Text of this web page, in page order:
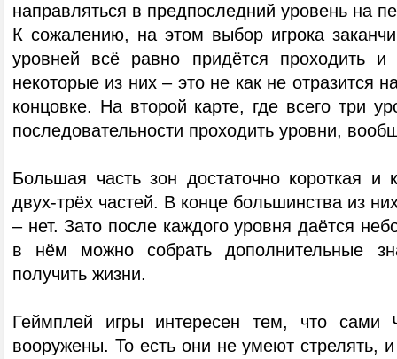
направляться в предпоследний уровень на
К сожалению, на этом выбор игрока
уровней всё равно придётся проходить и
некоторые из них – это не как не отразится
концовке. На второй карте, где всего три
последовательности проходить уровни,
Большая часть зон достаточно короткая и
двух-трёх частей. В конце большинства из
– нет. Зато после каждого уровня даётся
в нём можно собрать дополнительные
получить жизни.
Геймплей игры интересен тем, что
вооружены. То есть они не умеют стрелять,